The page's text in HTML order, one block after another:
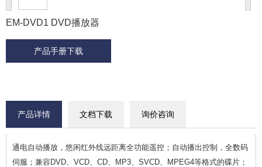
EM-DVD1 DVD播放器
产品手册下载
产品详情 文档下载 询价咨询
通电自动播放，悠闲红外线远距离全功能遥控；自动播出控制，全数码
伺服；兼容DVD、VCD、CD、MP3、SVCD、MPEG4等格式的碟片；